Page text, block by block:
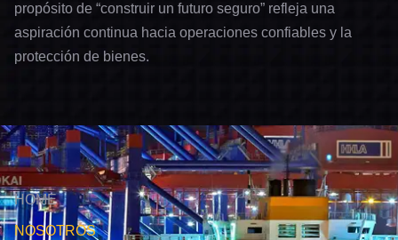
propósito de “construir un futuro seguro” refleja una
aspiración continua hacia operaciones confiables y la
protección de bienes.
HOME
NOSOTROS